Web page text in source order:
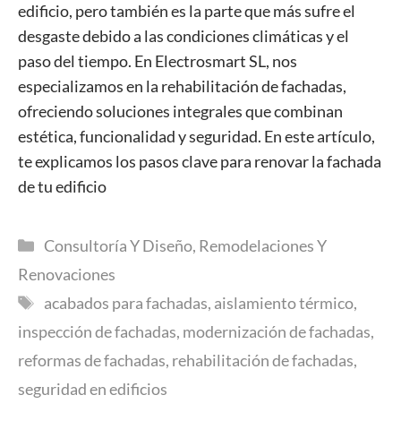
edificio, pero también es la parte que más sufre el
desgaste debido a las condiciones climáticas y el
paso del tiempo. En Electrosmart SL, nos
especializamos en la rehabilitación de fachadas,
ofreciendo soluciones integrales que combinan
estética, funcionalidad y seguridad. En este artículo,
te explicamos los pasos clave para renovar la fachada
de tu edificio
Categorías
Consultoría Y Diseño, Remodelaciones Y
Renovaciones
Etiquetas
acabados para fachadas, aislamiento térmico,
inspección de fachadas, modernización de fachadas,
reformas de fachadas, rehabilitación de fachadas,
seguridad en edificios